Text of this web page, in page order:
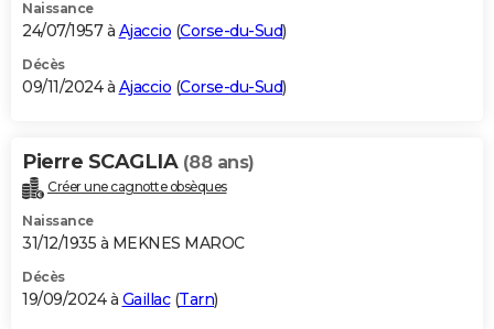
Naissance
24/07/1957 à Ajaccio (Corse-du-Sud)
Décès
09/11/2024 à Ajaccio (Corse-du-Sud)
Pierre SCAGLIA (88 ans)
Créer une cagnotte obsèques
Naissance
31/12/1935 à MEKNES MAROC
Décès
19/09/2024 à Gaillac(Tarn)